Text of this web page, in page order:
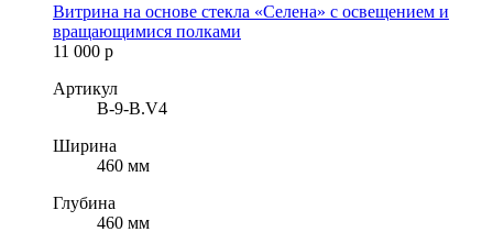
Витрина на основе стекла «Селена» с освещением и
вращающимися полками
11 000 р
Артикул
B-9-B.V4
Ширина
460 мм
Глубина
460 мм